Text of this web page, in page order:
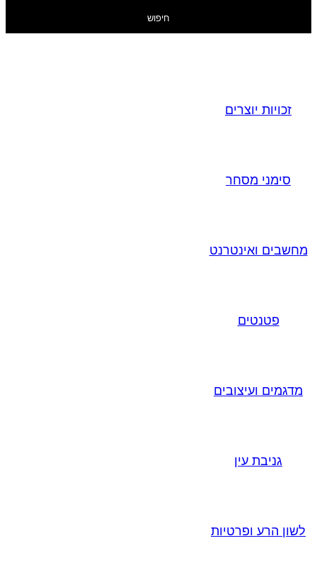
חיפוש
זכויות יוצרים
סימני מסחר
מחשבים ואינטרנט
פטנטים
מדגמים ועיצובים
גניבת עין
לשון הרע ופרטיות